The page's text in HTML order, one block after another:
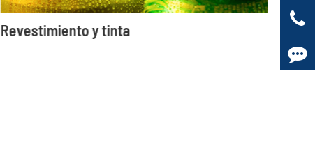
Revestimiento y tinta